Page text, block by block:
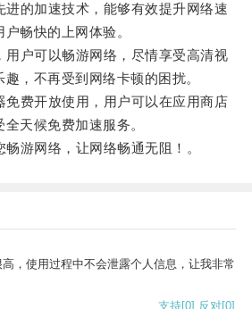
的加速技术，能够有效提升网络速
畅快的上网体验。
户可以畅游网络，尽情享受高清视
，不再受到网络卡顿的困扰。
费开放使用，用户可以在应用商店
天候免费加速服务。
网络，让网络畅通无阻！。
，使用过程中不会泄露个人信息，让我非常
支持[0] 反对[0]